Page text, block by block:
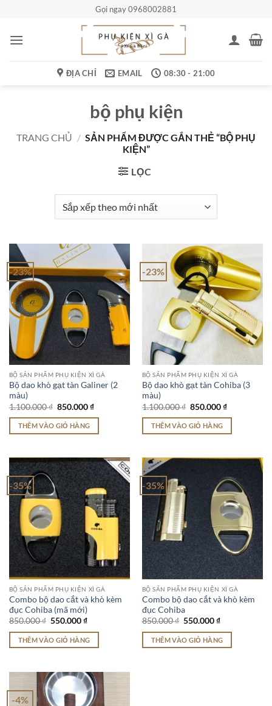
nội
Gọi ngay 0968002881
ĐỊA CHỈ EMAIL 08:30 - 21:00
bộ phụ kiện
TRANG CHỦ / SẢN PHẨM ĐƯỢC GẮN THẺ “BỘ PHỤ
KIỆN”
LỌC
-23%
BỘ SẢN PHẨM PHỤ KIỆN XÌ GÀ
Bộ dao khò gạt tàn Galiner (2
màu)
1.100.000₫ Giá
là:
1.100.000 ₫.
850.000₫Giá
tại
850.000 ₫.
THÊM VÀO GIỎ HÀNG
-23%
BỘ SẢN PHẨM PHỤ KIỆN XÌ GÀ
Bộ dao khò gạt tàn Cohiba (3
màu)
1.100.000₫ Giá
là:
1.100.000 ₫.
850.000₫Giá
tại
850.000 ₫.
THÊM VÀO GIỎ HÀNG
-35%
BỘ SẢN PHẨM PHỤ KIỆN XÌ GÀ
Combo bộ dao cắt và khò kèm
đục Cohiba (mã mới)
850.000₫ Giá
là:
850.000 ₫.
550.000₫Giá
tại
là:
THÊM VÀO GIỎ HÀNG
-35%
BỘ SẢN PHẨM PHỤ KIỆN XÌ GÀ
Combo bộ dao cắt và khò kèm
đục Cohiba
850.000₫ Giá
là:
850.000 ₫.
550.000₫Giá
tại
là:
THÊM VÀO GIỎ HÀNG
-4%